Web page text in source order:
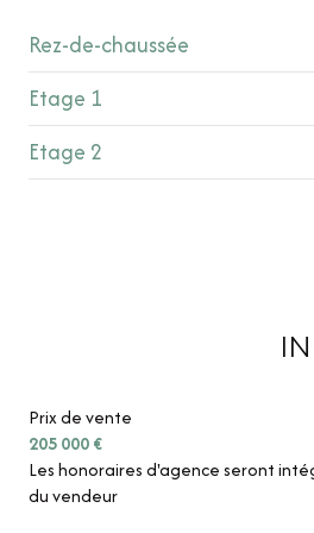
Rez-de-chaussée
salon/sejour
cuisine
Etage 1
Palier
Etage 2
Prix de vente
205 000 €
Les honoraires d'agence seront
du vendeur